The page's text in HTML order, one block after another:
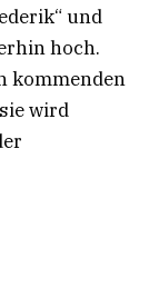
und
hoch.
kommenden
wird